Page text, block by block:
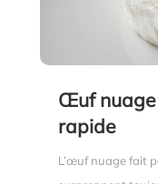
Œuf nuage
rapide
L’œuf nuage fait